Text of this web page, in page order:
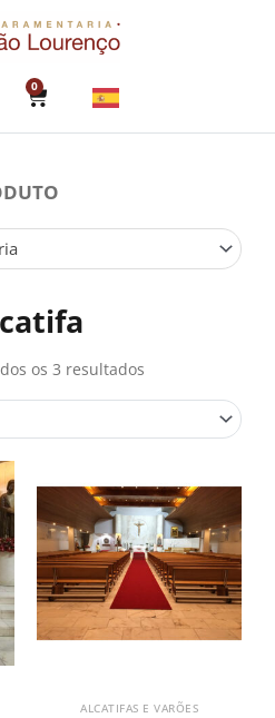
0
CART
os 3 resultados
ALCATIFAS E VARÕES